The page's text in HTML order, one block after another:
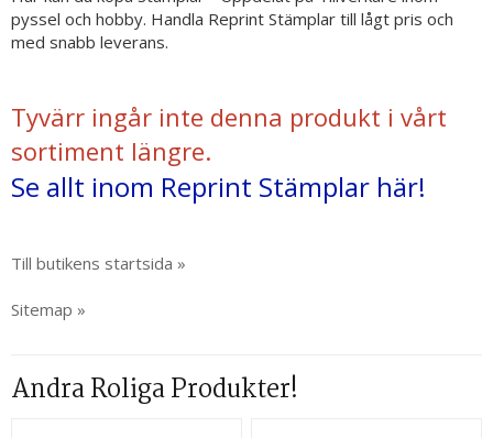
pyssel och hobby. Handla Reprint Stämplar till lågt pris och
med snabb leverans.
Tyvärr ingår inte denna produkt i vårt
sortiment längre.
Se allt inom Reprint Stämplar här!
Till butikens startsida »
Sitemap »
Andra Roliga Produkter!